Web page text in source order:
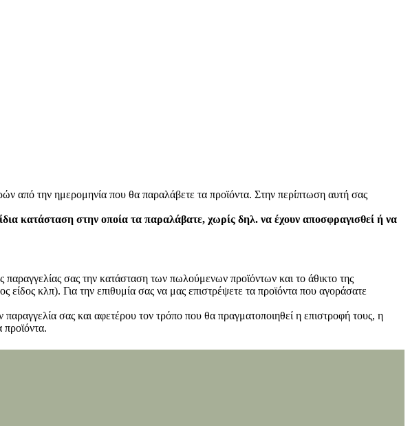
από την ημερομηνία που θα παραλάβετε τα προϊόντα. Στην περίπτωση αυτή σας
κατάσταση στην οποία τα παραλάβατε, χωρίς δηλ. να έχουν αποσφραγισθεί ή να
παραγγελίας σας την κατάσταση των πωλούμενων προϊόντων και το άθικτο της
κλπ). Για την επιθυμία σας να μας επιστρέψετε τα προϊόντα που αγοράσατε
σας και αφετέρου τον τρόπο που θα πραγματοποιηθεί η επιστροφή τους, η